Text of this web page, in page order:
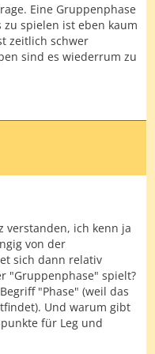
Eine Gruppenphase
spielen ist eben kaum
zeitlich schwer
sind es wiederrum zu
verstanden, ich kenn ja
von der
sich dann relativ
"Gruppenphase" spielt?
"Phase" (weil das
Und warum gibt
für Leg und